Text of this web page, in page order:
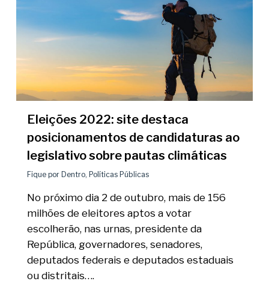
Eleições 2022: site destaca
posicionamentos de candidaturas ao
legislativo sobre pautas climáticas
Fique por Dentro, Políticas Públicas
No próximo dia 2 de outubro, mais de 156
milhões de eleitores aptos a votar
escolherão, nas urnas, presidente da
República, governadores, senadores,
deputados federais e deputados estaduais
ou distritais….